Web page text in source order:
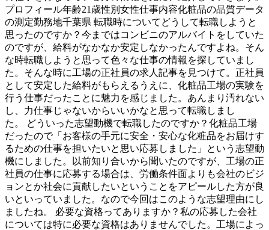
プロフィール年齢21歳性別女性仕事内容化粧品の品質データ
の測定勤務地千葉県 転職時についてどうして転職しようと
思ったのですか？今まではコンビニのアルバイトをしていた
のですが、給料がなかなか安定しなかったんですよね。そん
な時転職しようと思って色々な仕事の情報を探していまし
た。そんな時に工場の正社員の求人記事を見つけて。正社員
として安定した給料がもらえるうえに、化粧品工場の実験を
行う仕事だったことに魅力を感じました。あんまり汚れない
し、力仕事じゃないからいいかなと思って転職しまし
た。 どういった志望動機で転職したのですか？化粧品工場
だったので「お客様の手元に安全・安心な化粧品をお届けす
るための仕事を担いたいと思い応募しました」という志望動
機にしました。以前知り合いから聞いたのですが、工場の正
社員の仕事に応募する場合は、労働条件面よりも会社のビジ
ョンとか社会に貢献したいということをアピールした方が良
いといっていました。なので今回はこのような志望理由にし
ましたね。 必要な資格ってありますか？私の応募した会社
については特に必要な資格はありませんでした。工場によっ